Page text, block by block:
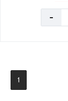
-
1